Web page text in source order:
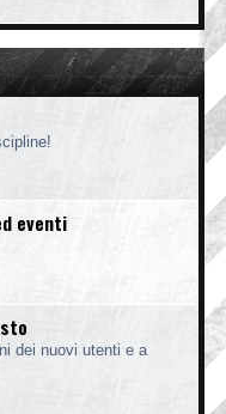
eventi
dei nuovi utenti e a